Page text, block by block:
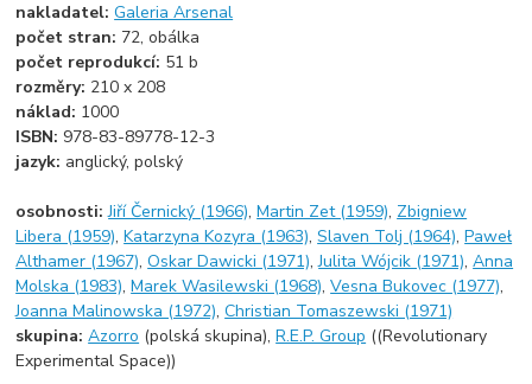
nakladatel:Galeria Arsenal
počet stran: 72, obálka
počet reprodukcí: 51 b
rozměry: 210 x 208
náklad: 1000
ISBN: 978-83-89778-12-3
jazyk: anglický, polský
osobnosti:Jiří Černický (1966),Martin Zet (1959), Zbigniew
Libera (1959),Katarzyna Kozyra (1963),Slaven Tolj (1964),Paweł
Althamer (1967),Oskar Dawicki (1971),Julita Wójcik (1971),Anna
Molska (1983),Marek Wasilewski (1968),Vesna Bukovec (1977),
Joanna Malinowska (1972),Christian Tomaszewski (1971)
skupina:Azorro (polská skupina),R.E.P. Group ((Revolutionary
Experimental Space))